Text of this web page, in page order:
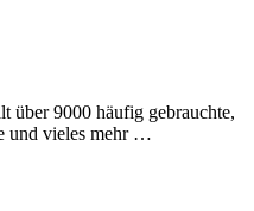
über 9000 häufig gebrauchte,
und vieles mehr …